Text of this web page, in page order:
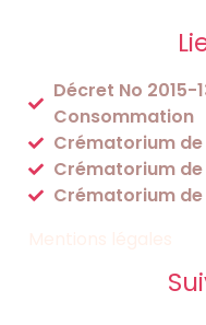
Décret No 2015-
Consommation
Crématorium
Crématorium
Crématorium de